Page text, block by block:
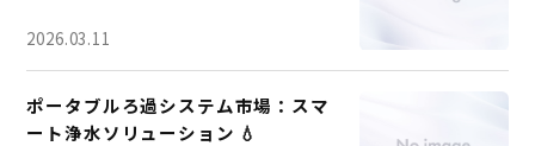
2026.03.11
ポータブルろ過システム市場：スマ
ート浄水ソリューション 💧